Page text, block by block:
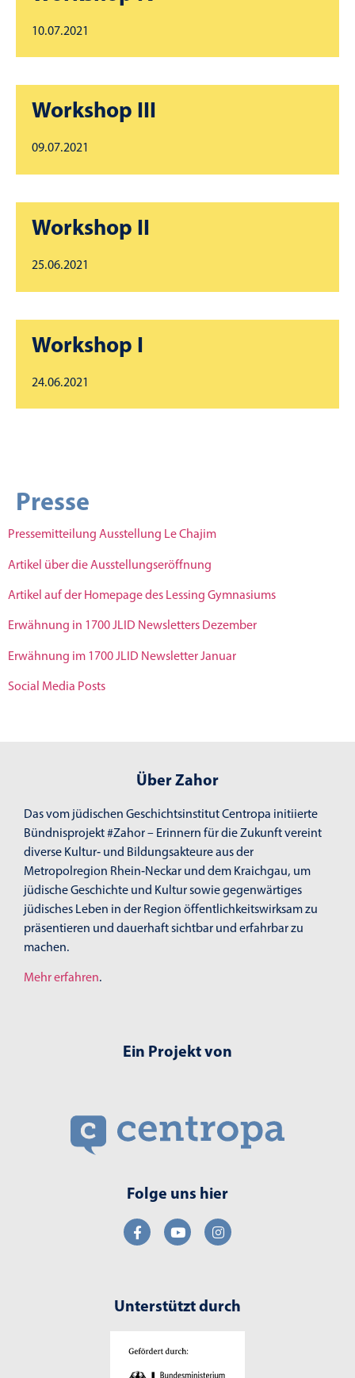
10.07.2021
Workshop III
09.07.2021
Workshop II
25.06.2021
Workshop I
24.06.2021
Presse
Pressemitteilung Ausstellung Le Chajim
Artikel über die Ausstellungseröffnung
Artikel auf der Homepage des Lessing Gymnasiums
Erwähnung in 1700 JLID Newsletters Dezember
Erwähnung im 1700 JLID Newsletter Januar
Social Media Posts
Über Zahor
Das vom jüdischen Geschichtsinstitut Centropa initiierte
Bündnisprojekt #Zahor – Erinnern für die Zukunft vereint
diverse Kultur- und Bildungsakteure aus der
Metropolregion Rhein-Neckar und dem Kraichgau, um
jüdische Geschichte und Kultur sowie gegenwärtiges
jüdisches Leben in der Region öffentlichkeitswirksam zu
präsentieren und dauerhaft sichtbar und erfahrbar zu
machen.
Mehr erfahren.
Ein Projekt von
Folge uns hier
Unterstützt durch